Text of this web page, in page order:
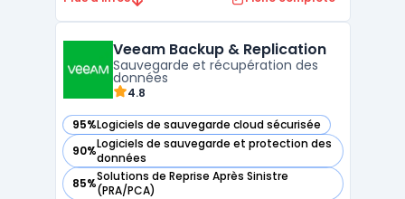
besoins complexes des infrastructures
modernes, Commvault offre une approche
Veeam Backup & Replication
Sauvegarde et récupération des
données
4.8
95%Logiciels de sauvegarde cloud sécurisée
— voir Veeam Backup & Replication dans cette catégorie
90%Logiciels de sauvegarde et protection des
données
— voir Veeam Backup & Replication dans cette catégorie
85%Solutions de Reprise Après Sinistre
(PRA/PCA)
— voir Veeam Backup & Replication dans cette catégorie